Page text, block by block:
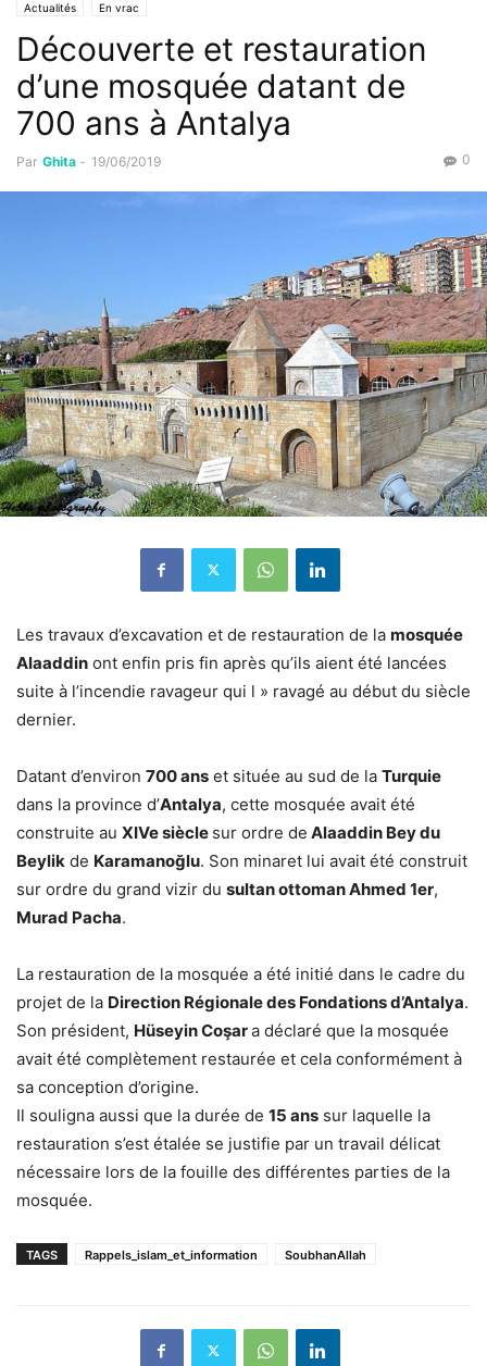
Actualités En vrac
Découverte et restauration
d’une mosquée datant de
700 ans à Antalya
Par Ghita - 19/06/2019 0
Les travaux d’excavation et de restauration de la mosquée
Alaaddin ont enfin pris fin après qu’ils aient été lancées
suite à l’incendie ravageur qui l » ravagé au début du siècle
dernier.
Datant d’environ 700 ans et située au sud de la Turquie
dans la province d’Antalya, cette mosquée avait été
construite au XIVe siècle sur ordre de Alaaddin Bey du
Beylik de Karamanoğlu. Son minaret lui avait été construit
sur ordre du grand vizir du sultan ottoman Ahmed 1er,
Murad Pacha.
La restauration de la mosquée a été initié dans le cadre du
projet de la Direction Régionale des Fondations d’Antalya.
Son président, Hüseyin Coşara déclaré que la mosquée
avait été complètement restaurée et cela conformément à
sa conception d’origine.
Il souligna aussi que la durée de 15 ans sur laquelle la
restauration s’est étalée se justifie par un travail délicat
nécessaire lors de la fouille des différentes parties de la
mosquée.
TAGS Rappels_islam_et_information SoubhanAllah